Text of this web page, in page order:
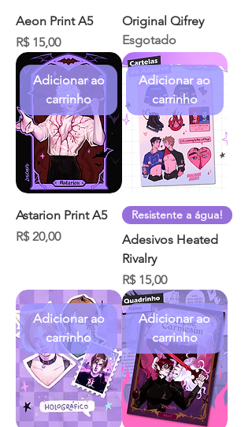
Aeon Print A5
Preço
R$ 15,00
Original Qifrey
Esgotado
Adicionar ao
carrinho
Astarion Print A5
Preço
R$ 20,00
Adicionar ao
carrinho
Resistente a água!
Adesivos Heated
Rivalry
Preço
R$ 15,00
Adicionar ao
carrinho
Adicionar ao
carrinho